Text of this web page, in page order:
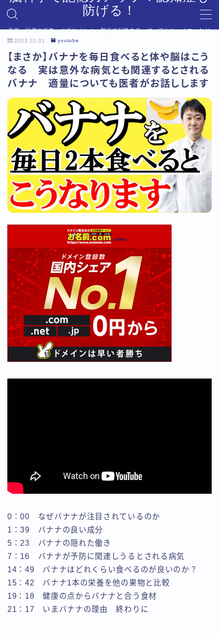
防げる！
音読、記憶の科学、サプリメント、脳活で記憶力アップ。アルツハイマーなど
プライバシーポリシー
利用規約／特定商取引法に基づく表記
利用規約／特定商取引法に基づく表記
有料記事の決済完了ページ
運営者情報
2023.10.01 youtube
【まさか】バナナを毎日食べると体や脳はこう
なる 実は意外な病気とも関連するとされる
バナナ 適量についても医者がお話しします
0：00 なぜバナナが注目されているのか
1：39 バナナの良い成分
5：23 バナナの隠れた働き
7：16 バナナが予防に関連しうるとされる病気
14：49 バナナはどれくらい食べるのが良いのか？
15：42 バナナ1本の栄養を他の果物と比較
19：18 健康の点からバナナと合う食材
21：17 いまバナナの理由 終わりに